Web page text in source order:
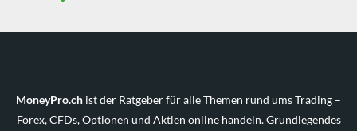
MoneyPro.ch ist der Ratgeber für alle Themen rund ums Trading –
Forex, CFDs, Optionen und Aktien online handeln. Grundlegendes